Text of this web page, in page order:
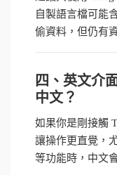
自製語言檔可能
偷資料，但仍有
四、英文介
中文？
如果你是剛接觸
讓操作更直覺，
等功能時，中文